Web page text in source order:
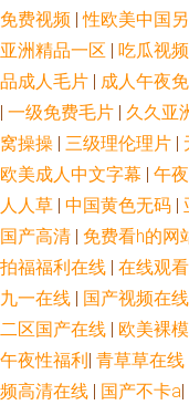
免费视频 |性欧美中国
亚洲精品一区 | 吃瓜视
品成人毛片 | 成人午夜
| 一级免费毛片 | 久久亚
窝操操 | 三级理伦理片 |
欧美成人中文字幕 | 午
人人草 | 中国黄色无码 |
国产高清 | 免费看h的网
拍福福利在线 | 在线观
九一在线 | 国产视频在
二区国产在线 | 欧美裸模
午夜性福利| 青草草在线
频高清在线 | 国产不卡a|